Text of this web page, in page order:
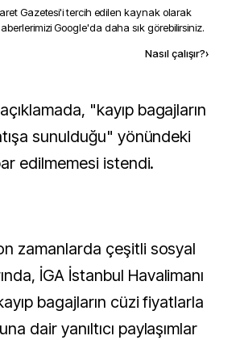
Gazetesi'i tercih edilen kaynak olarak
Google'da daha sık görebilirsiniz.
Nasıl çalışır?›
sunulduğu" yönündeki
edilmemesi istendi.
zamanlarda çeşitli sosyal
İGA İstanbul Havalimanı
bagajların cüzi fiyatlarla
dair yanıltıcı paylaşımlar